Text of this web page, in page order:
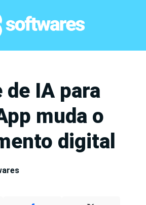
de IA para
muda o
digital